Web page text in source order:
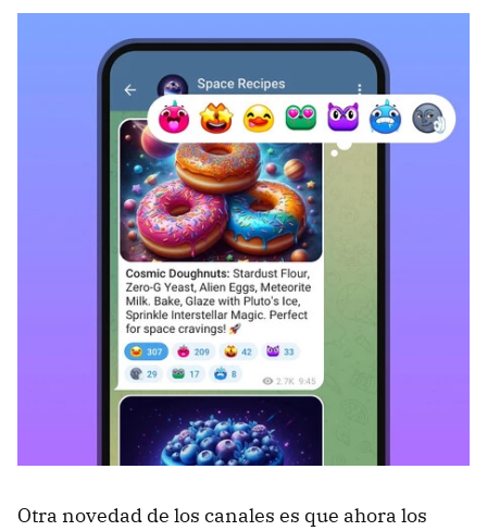
Otra novedad de los canales es que ahora los